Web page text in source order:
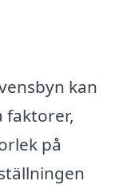
kan
faktorer,
på